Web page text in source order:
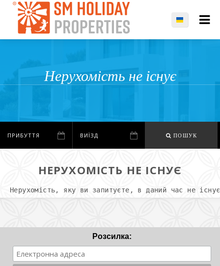
Нерухомість не існує
ПОШУК
НЕРУХОМІСТЬ НЕ ІСНУЄ
Нерухомість, яку ви запитуєте, в даний час не
Розсилка: